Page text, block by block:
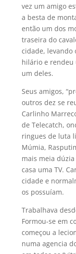
vez um amigo
a besta de
então um dos
traseira do
cidade, levando
hilário e rendeu
um deles.
Seus amigos,
outros dez se
Carlinho
de Telecatch,
ringues de luta
Múmia,
mais meia
casa uma TV.
cidade e
os possuíam.
Trabalhava
Formou-se em
começou a
numa agencia